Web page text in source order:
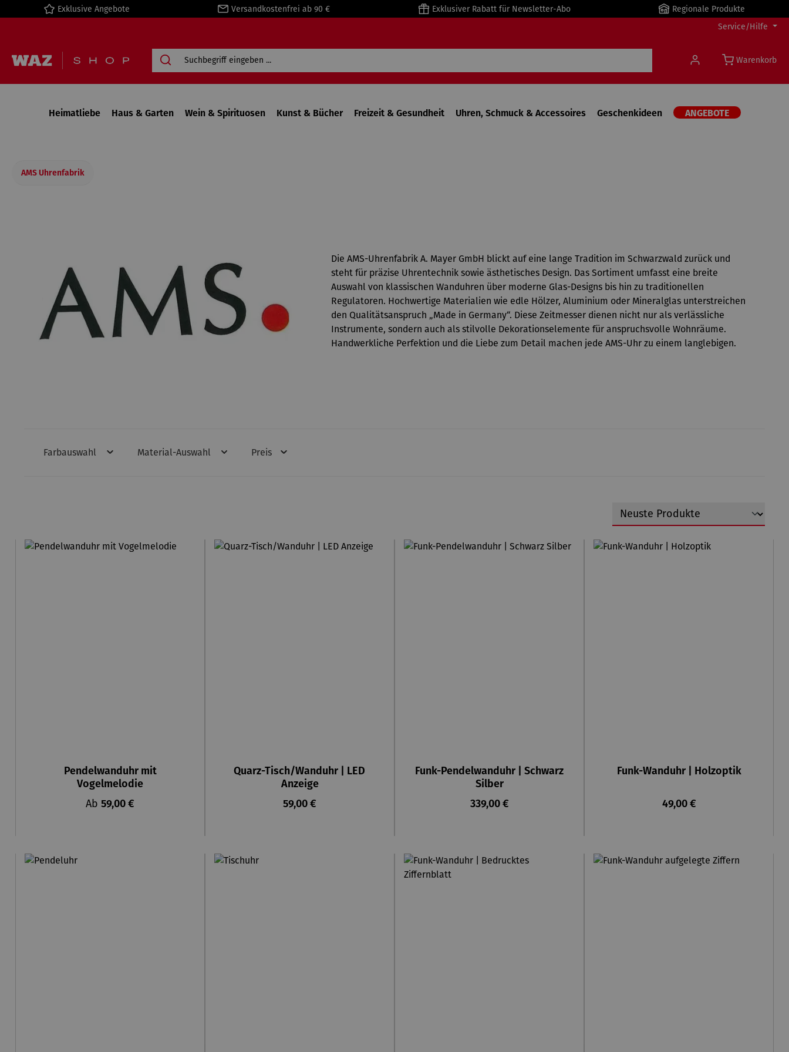
Zur Hauptnavigation springen
Exklusive Angebote Versandkostenfrei ab 90 € Exklusiver Rabatt für Newsletter-Abo
Regionale Produkte
Service/Hilfe
Warenkorb
Heimatliebe Haus & Garten Wein & Spirituosen Kunst & Bücher Freizeit & Gesundheit Uhren, Schmuck & Accessoires Geschenkideen ANGEBOTE
AMS Uhrenfabrik
Die AMS-Uhrenfabrik A. Mayer GmbH blickt auf eine lange Tradition im Schwarzwald zurück und
steht für präzise Uhrentechnik sowie ästhetisches Design. Das Sortiment umfasst eine breite
Auswahl von klassischen Wanduhren über moderne Glas-Designs bis hin zu traditionellen
Regulatoren. Hochwertige Materialien wie edle Hölzer, Aluminium oder Mineralglas unterstreichen
den Qualitätsanspruch „Made in Germany“. Diese Zeitmesser dienen nicht nur als verlässliche
Instrumente, sondern auch als stilvolle Dekorationselemente für anspruchsvolle Wohnräume.
Handwerkliche Perfektion und die Liebe zum Detail machen jede AMS-Uhr zu einem langlebigen.
Farbauswahl Material-Auswahl Preis
Pendelwanduhr mit
Vogelmelodie
Regulärer Preis:
Ab 59,00 €
Quarz-Tisch/Wanduhr | LED
Anzeige
Regulärer Preis:
59,00 €
Funk-Pendelwanduhr | Schwarz
Silber
Regulärer Preis:
339,00 €
Funk-Wanduhr | Holzoptik
Regulärer Preis:
49,00 €